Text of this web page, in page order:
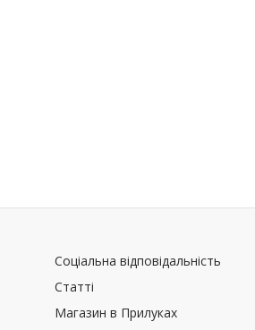
Соціальна відповідальність
Статті
Магазин в Прилуках